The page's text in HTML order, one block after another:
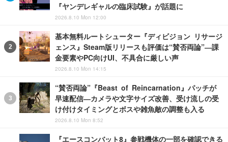
『ヤンデレギャルの臨床試験』が話題に
2026.8.10 Mon 12:00
基本無料ルートシューター『ディビジョン リサージ
ェンス』Steam版リリースも評価は“賛否両論”―課
金要素やPC向けUI、不具合に厳しい声
2026.8.10 Mon 14:15
“賛否両論”『Beast of Reincarnation』パッチが
早速配信―カメラや文字サイズ改善、受け流しの受
け付けタイミングとボスや雑魚敵の調整も入る
2026.8.10 Mon 8:52
『エースコンバット8』参戦機体の一部を確認できる